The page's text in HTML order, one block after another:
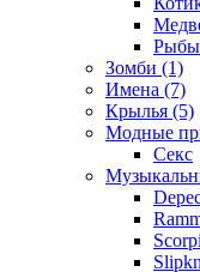
Рыбы
Зомби (1)
Имена (7)
Крылья (5)
Модные
Секс